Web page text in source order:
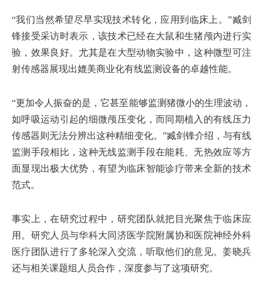
“我们当然希望尽早实现技术转化，应用到临床上。”臧剑
锋接受采访时表示，该技术已经在大鼠和生猪颅内进行实
验，效果良好。尤其是在大型动物实验中，这种微型可注
射传感器展现出媲美商业化有线监测设备的卓越性能。
“更加令人振奋的是，它甚至能够监测猪微小的生理波动，
如呼吸运动引起的细微颅压变化，而同期植入的有线压力
传感器则无法分辨出这种精细变化。”臧剑锋介绍，与有线
监测手段相比，这种无线监测手段在能耗、无热效应等方
面显现出极大优势，有望为临床智能诊疗带来全新的技术
范式。
事实上，在研究过程中，研究团队就把目光聚焦于临床应
用。研究人员与华科大同济医学院附属协和医院神经外科
医疗团队进行了多轮深入交流，听取他们的意见。姜晓兵
还与相关课题组人员合作，深度参与了这项研究。